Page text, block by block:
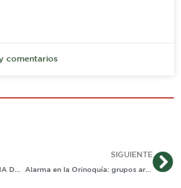
comentarios
ROBAN UNA PISTOLA Y SUMA DE DINERO INDETERMINADA EN ASALTO NOCTURNO A SEDE PRINCIPAL DE SUPERGIROS EN YOPAL
SIGUIENTE
Alarma en la Orinoquía: grupos armados estarían traficando fauna silvestre